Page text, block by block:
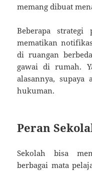
memang dibuat
Beberapa strategi
mematikan
di ruangan
gawai di rumah.
alasannya,
hukuman.
Peran
Sekolah bisa
berbagai mata